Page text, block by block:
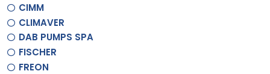
CIMM
CLIMAVER
DAB PUMPS SPA
FISCHER
FREON